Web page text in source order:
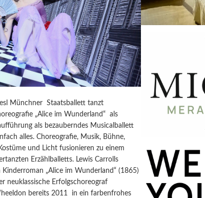
Münchner Staatsballett tanzt
„Alice im Wunderland“ als
als bezauberndes Musicalballett
alles. Choreografie, Musik, Bühne,
und Licht fusionieren zu einem
Erzählballetts. Lewis Carrolls
„Alice im Wunderland“ (1865)
neuklassische Erfolgschoreograf
bereits 2011 in ein farbenfrohes